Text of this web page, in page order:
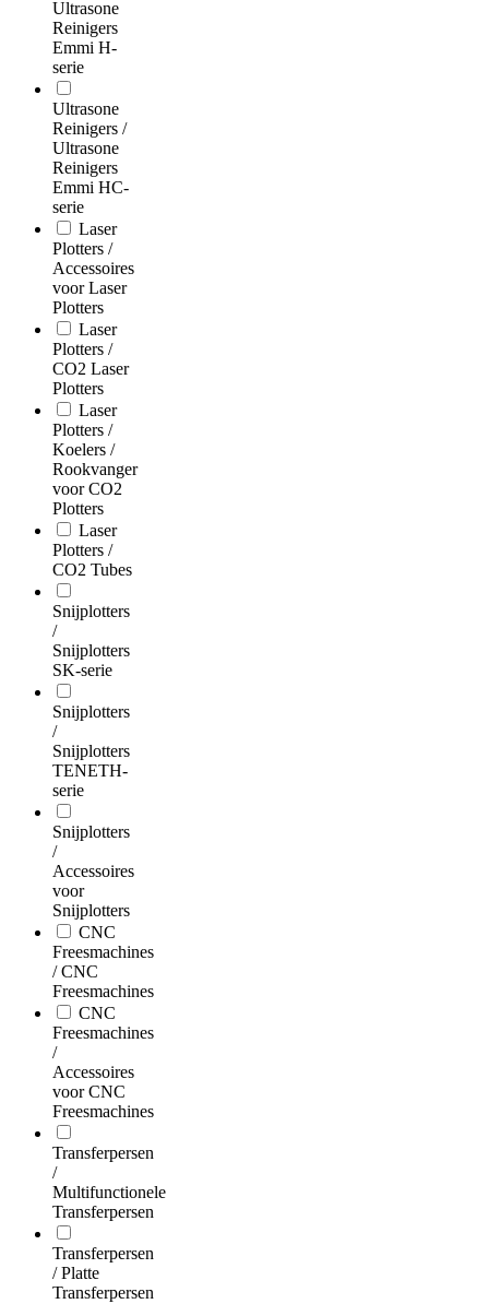
Ultrasone
Reinigers
Emmi H-
serie
Ultrasone
Reinigers /
Ultrasone
Reinigers
Emmi HC-
serie
Laser
Plotters /
Accessoires
voor Laser
Plotters
Laser
Plotters /
CO2 Laser
Plotters
Laser
Plotters /
Koelers /
Rookvanger
voor CO2
Plotters
Laser
Plotters /
CO2 Tubes
Snijplotters
/
Snijplotters
SK-serie
Snijplotters
/
Snijplotters
TENETH-
serie
Snijplotters
/
Accessoires
voor
Snijplotters
CNC
Freesmachines
/ CNC
Freesmachines
CNC
Freesmachines
/
Accessoires
voor CNC
Freesmachines
Transferpersen
/
Multifunctionele
Transferpersen
Transferpersen
/ Platte
Transferpersen